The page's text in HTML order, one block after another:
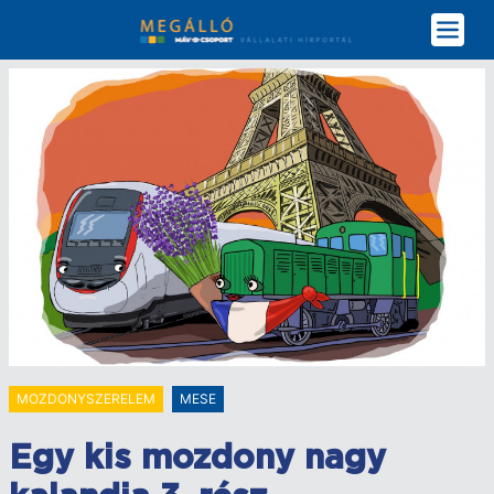
tartalomra
MOZDONYSZERELEM MESE
Egy kis mozdony nagy